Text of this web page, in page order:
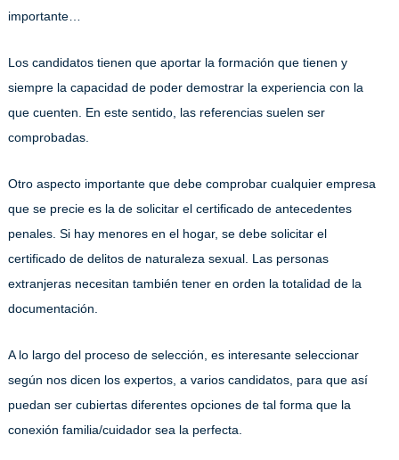
importante…
Los candidatos tienen que aportar la formación que tienen y
siempre la capacidad de poder demostrar la experiencia con la
que cuenten. En este sentido, las referencias suelen ser
comprobadas.
Otro aspecto importante que debe comprobar cualquier empresa
que se precie es la de solicitar el certificado de antecedentes
penales. Si hay menores en el hogar, se debe solicitar el
certificado de delitos de naturaleza sexual. Las personas
extranjeras necesitan también tener en orden la totalidad de la
documentación.
A lo largo del proceso de selección, es interesante seleccionar
según nos dicen los expertos, a varios candidatos, para que así
puedan ser cubiertas diferentes opciones de tal forma que la
conexión familia/cuidador sea la perfecta.